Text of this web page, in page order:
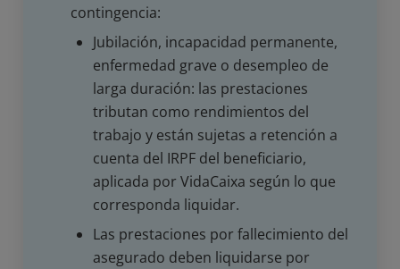
contingencia:
Jubilación, incapacidad permanente,
enfermedad grave o desempleo de
larga duración: las prestaciones
tributan como rendimientos del
trabajo y están sujetas a retención a
cuenta del IRPF del beneficiario,
aplicada por VidaCaixa según lo que
corresponda liquidar.
Las prestaciones por fallecimiento del
asegurado deben liquidarse por